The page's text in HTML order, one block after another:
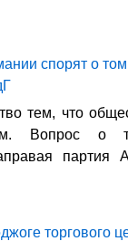
спорят о
тем, что
Вопрос о
партия
торгового